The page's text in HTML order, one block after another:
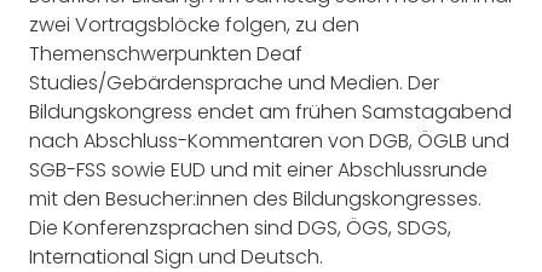
zwei Vortragsblöcke folgen, zu den
Themenschwerpunkten Deaf
Studies/Gebärdensprache und Medien. Der
Bildungskongress endet am frühen Samstagabend
nach Abschluss-Kommentaren von DGB, ÖGLB und
SGB-FSS sowie EUD und mit einer Abschlussrunde
mit den Besucher:innen des Bildungskongresses.
Die Konferenzsprachen sind DGS, ÖGS, SDGS,
International Sign und Deutsch.